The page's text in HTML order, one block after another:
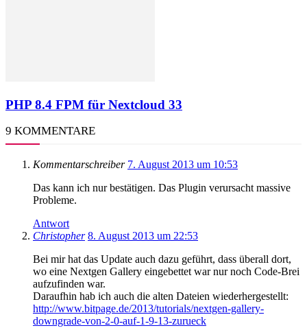
PHP 8.4 FPM für Nextcloud 33
9 KOMMENTARE
Kommentarschreiber 7. August 2013 um 10:53
Das kann ich nur bestätigen. Das Plugin verursacht massive
Probleme.
Antwort
Christopher 8. August 2013 um 22:53
Bei mir hat das Update auch dazu geführt, dass überall dort,
wo eine Nextgen Gallery eingebettet war nur noch Code-Brei
aufzufinden war.
Daraufhin hab ich auch die alten Dateien wiederhergestellt:
http://www.bitpage.de/2013/tutorials/nextgen-gallery-
downgrade-von-2-0-auf-1-9-13-zurueck